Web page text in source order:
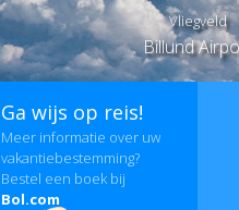
Vliegveld
Billund
Ga wijs op reis!
Meer informatie over uw
vakantiebestemming?
Bestel een boek bij
Bol.com